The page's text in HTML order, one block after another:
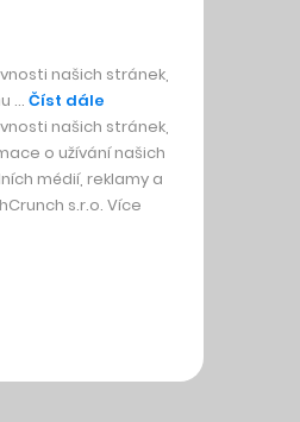
našich stránek,
… Číst dále
našich stránek,
o užívání našich
médií, reklamy a
s.r.o. Více